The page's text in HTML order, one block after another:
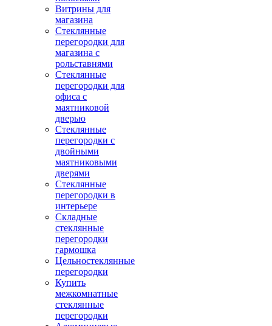
Витрины для
магазина
Стеклянные
перегородки для
магазина с
рольставнями
Стеклянные
перегородки для
офиса с
маятниковой
дверью
Стеклянные
перегородки с
двойными
маятниковыми
дверями
Стеклянные
перегородки в
интерьере
Складные
стеклянные
перегородки
гармошка
Цельностеклянные
перегородки
Купить
межкомнатные
стеклянные
перегородки